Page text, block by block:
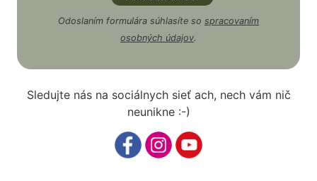
Odoslaním formulára súhlasíte so spracovaním
osobných údajov.
Sledujte nás na sociálnych sieť ach, nech vám nič
neunikne :-)